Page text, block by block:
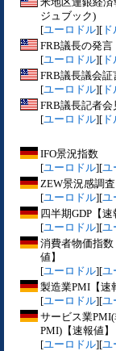
ジュブック)
[ユーロドル][
FRB議長の発言
[ユーロドル][
FRB議長議会証
[ユーロドル][
FRB議長記者会
[ユーロドル][
IFO景況指数
[ユーロドル][ユ
ZEW景況感調査
[ユーロドル][ユ
四半期GDP【速
[ユーロドル][ユ
消費者物価指数
値】
[ユーロドル][ユ
製造業PMI【速
[ユーロドル][ユ
サービス業
PMI)【速報値】
[ユーロドル][ユ